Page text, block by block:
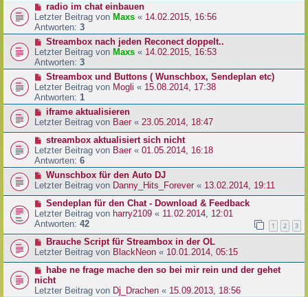
radio im chat einbauen
Letzter Beitrag von Maxs « 14.02.2015, 16:56
Antworten: 3
Streambox nach jeden Reconect doppelt..
Letzter Beitrag von Maxs « 14.02.2015, 16:53
Antworten: 3
Streambox und Buttons ( Wunschbox, Sendeplan etc)
Letzter Beitrag von Mogli « 15.08.2014, 17:38
Antworten: 1
iframe aktualisieren
Letzter Beitrag von Baer « 23.05.2014, 18:47
streambox aktualisiert sich nicht
Letzter Beitrag von Baer« 01.05.2014, 16:18
Antworten: 6
Wunschbox für den Auto DJ
Letzter Beitrag von Danny_Hits_Forever « 13.02.2014, 19:11
Sendeplan für den Chat - Download & Feedback
Letzter Beitrag von harry2109 « 11.02.2014, 12:01
Antworten: 42 1 2 3
Brauche Script für Streambox in der OL
Letzter Beitrag von BlackNeon « 10.01.2014, 05:15
habe ne frage mache den so bei mir rein und der gehet
nicht
Letzter Beitrag von Dj_Drachen « 15.09.2013, 18:56